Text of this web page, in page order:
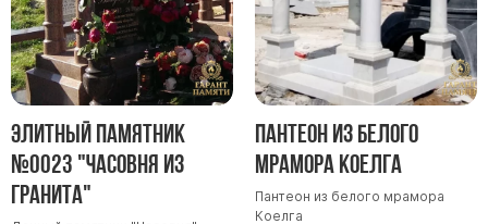
Скульптуры, барельефы и бюсты из бронзы
Колумбарий
Недорогие памятники
Памятники животным
Памятники двойные
Элитный памятник
№0023 "Часовня из
гранита"
Пантеон из белого
мрамора Коелга
Пантеон из белого мрамора
Коелга